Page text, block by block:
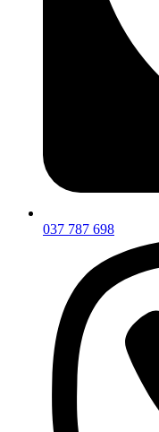
037 787 698